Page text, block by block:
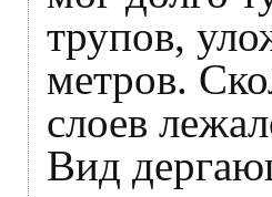
трупов,
метров.
слоев
Вид